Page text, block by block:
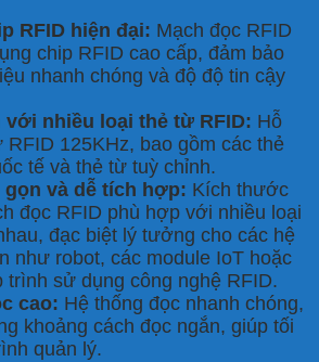
RFID hiện đại: Mạch đọc RFID
chip RFID cao cấp, đảm bảo
nhanh chóng và độ độ tin cậy
nhiều loại thẻ từ RFID: Hỗ
125KHz, bao gồm các thẻ
tế và thẻ từ tuỳ chỉnh.
gọn và dễ tích hợp: Kích thước
đọc RFID phù hợp với nhiều loại
đạc biệt lý tưởng cho các hệ
như robot, các module IoT hoặc
trình sử dụng công nghệ RFID.
cao: Hệ thống đọc nhanh chóng,
khoảng cách đọc ngắn, giúp tối
quản lý.